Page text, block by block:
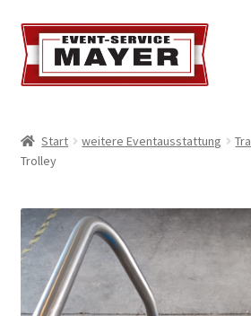
Event-Service
Standort & Öffnungszeiten
Impressionen
Kontakt & Feedback
Start weitere Eventausstattung
Trolley